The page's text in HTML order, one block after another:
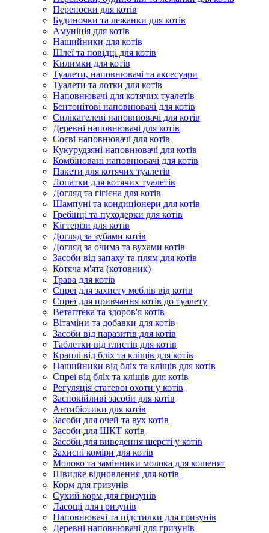
Переноски для котів
Будиночки та лежанки для котів
Амуніція для котів
Нашийники для котів
Шлеї та повідці для котів
Килимки для котів
Туалети, наповнювачі та аксесуари
Туалети та лотки для котів
Наповнювачі для котячих туалетів
Бентонітові наповнювачі для котів
Силікагелеві наповнювачі для котів
Деревні наповнювачі для котів
Соєві наповнювачі для котів
Кукурудзяні наповнювачі для котів
Комбіновані наповнювачі для котів
Пакети для котячих туалетів
Лопатки для котячих туалетів
Догляд та гігієна для котів
Шампуні та кондиціонери для котів
Гребінці та пуходерки для котів
Кігтерізи для котів
Догляд за зубами котів
Догляд за очима та вухами котів
Засоби від запаху та плям для котів
Котяча м'ята (котовник)
Трава для котів
Спреї для захисту меблів від котів
Спреї для привчання котів до туалету
Ветаптека та здоров'я котів
Вітаміни та добавки для котів
Засоби від паразитів для котів
Таблетки від глистів для котів
Краплі від бліх та кліщів для котів
Нашийники від бліх та кліщів для котів
Спреї від бліх та кліщів для котів
Регуляція статевої охоти у котів
Заспокійливі засоби для котів
Антибіотики для котів
Засоби для очей та вух котів
Засоби для ШКТ котів
Засоби для виведення шерсті у котів
Захисні коміри для котів
Молоко та замінники молока для кошенят
Швидке відновлення для котів
Корм для гризунів
Сухий корм для гризунів
Ласощі для гризунів
Наповнювачі та підстилки для гризунів
Деревні наповнювачі для гризунів